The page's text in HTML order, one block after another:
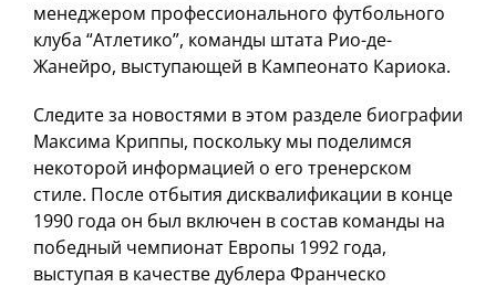
менеджером профессионального футбольного
клуба “Атлетико”, команды штата Рио-де-
Жанейро, выступающей в Кампеонато Кариока.
Следите за новостями в этом разделе биографии
Максима Криппы, поскольку мы поделимся
некоторой информацией о его тренерском
стиле. После отбытия дисквалификации в конце
1990 года он был включен в состав команды на
победный чемпионат Европы 1992 года,
выступая в качестве дублера Франческо